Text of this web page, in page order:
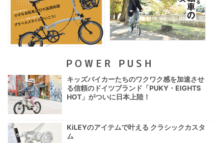
POWER PUSH
キッズバイカーたちのワクワク感を加速させ
る信頼のドイツブランド「PUKY・EIGHTS
HOT」がついに日本上陸！
KiLEYのアイテムで叶える クラシックカスタ
ム